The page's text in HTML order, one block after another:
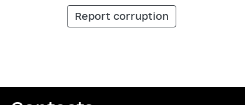
Report corruption